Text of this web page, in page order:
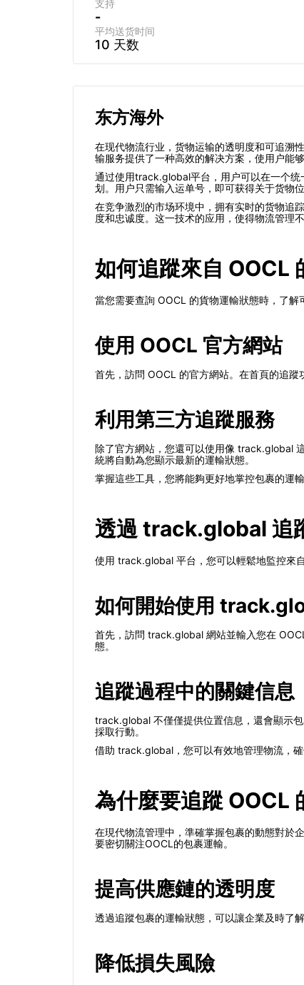
支持
-
平均送货时间
10 天数
东方海外
在现代物流行业，货物运输的透明度和可追溯
输服务提供了一种高效的解决方案，使用户能
通过使用track.global平台，用户可以在一个统
划。用户只需输入运单号，即可获得关于货物
在竞争激烈的市场环境中，拥有实时的货物追
度和忠诚度。这一技术的应用，使得物流管理
如何追蹤來自 OOCL
當您需要查詢 OOCL 的貨物運輸狀態時，了解
使用 OOCL 官方網站
首先，訪問 OOCL 的官方網站。在首頁的追蹤
利用第三方追蹤服務
除了官方網站，您還可以使用像 track.global
統將自動為您顯示最新的運輸狀態。
掌握這些工具，您將能夠更好地掌控包裹的運
透過 track.global 追
使用 track.global 平台，您可以輕鬆地監控來
如何開始使用
首先，訪問 track.global 網站並輸入您在
態。
追蹤過程中的關鍵信息
track.global 不僅僅提供位置信息，還會顯示
採取行動。
借助 track.global，您可以有效地管理物流，
為什麼要追蹤 OOCL
在現代物流管理中，準確掌握包裹的動態對於
要密切關注OOCL的包裹運輸。
提高供應鏈的透明度
透過追蹤包裹的運輸狀態，可以讓企業及時了
降低損失風險